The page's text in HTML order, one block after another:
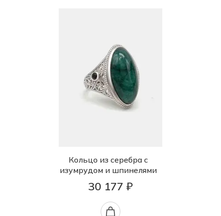
Кольцо из серебра с
изумрудом и шпинелями
30 177 ₽